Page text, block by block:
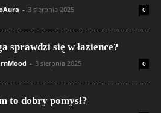
- 3 sierpnia 2025 0
sprawdzi się w łazience?
- 3 sierpnia 2025 0
to dobry pomysł?